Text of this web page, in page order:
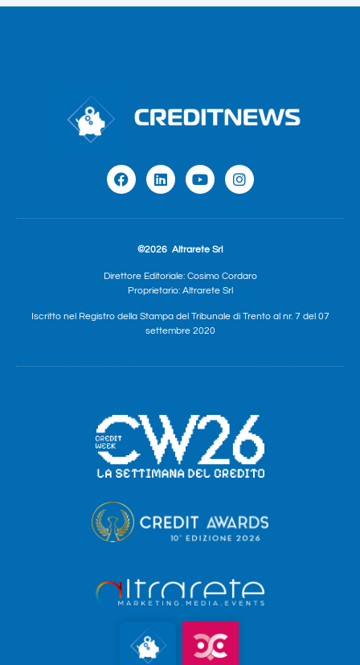
©2026 Altrarete Srl
Direttore Editoriale: Cosimo Cordaro
Proprietario: Altrarete Srl
Iscritto nel Registro della Stampa del Tribunale di Trento al nr. 7 del 07
settembre 2020